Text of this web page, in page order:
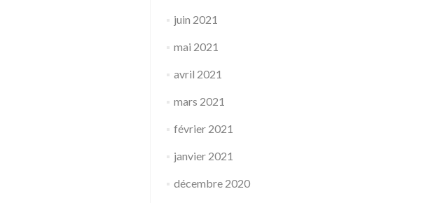
juin 2021
mai 2021
avril 2021
mars 2021
février 2021
janvier 2021
décembre 2020